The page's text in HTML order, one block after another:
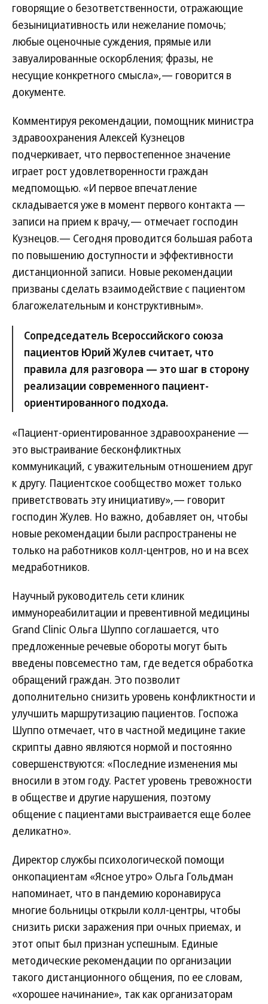
говорящие о безответственности, отражающие
безынициативность или нежелание помочь;
любые оценочные суждения, прямые или
завуалированные оскорбления; фразы, не
несущие конкретного смысла»,— говорится в
документе.
Комментируя рекомендации, помощник министра
здравоохранения Алексей Кузнецов
подчеркивает, что первостепенное значение
играет рост удовлетворенности граждан
медпомощью. «И первое впечатление
складывается уже в момент первого контакта —
записи на прием к врачу,— отмечает господин
Кузнецов.— Сегодня проводится большая работа
по повышению доступности и эффективности
дистанционной записи. Новые рекомендации
призваны сделать взаимодействие с пациентом
благожелательным и конструктивным».
Сопредседатель Всероссийского союза
пациентов Юрий Жулев считает, что
правила для разговора — это шаг в сторону
реализации современного пациент-
ориентированного подхода.
«Пациент-ориентированное здравоохранение —
это выстраивание бесконфликтных
коммуникаций, с уважительным отношением друг
к другу. Пациентское сообщество может только
приветствовать эту инициативу»,— говорит
господин Жулев. Но важно, добавляет он, чтобы
новые рекомендации были распространены не
только на работников колл-центров, но и на всех
медработников.
Научный руководитель сети клиник
иммунореабилитации и превентивной медицины
Grand Clinic Ольга Шуппо соглашается, что
предложенные речевые обороты могут быть
введены повсеместно там, где ведется обработка
обращений граждан. Это позволит
дополнительно снизить уровень конфликтности и
улучшить маршрутизацию пациентов. Госпожа
Шуппо отмечает, что в частной медицине такие
скрипты давно являются нормой и постоянно
совершенствуются: «Последние изменения мы
вносили в этом году. Растет уровень тревожности
в обществе и другие нарушения, поэтому
общение с пациентами выстраивается еще более
деликатно».
Директор службы психологической помощи
онкопациентам «Ясное утро» Ольга Гольдман
напоминает, что в пандемию коронавируса
многие больницы открыли колл-центры, чтобы
снизить риски заражения при очных приемах, и
этот опыт был признан успешным. Единые
методические рекомендации по организации
такого дистанционного общения, по ее словам,
«хорошее начинание», так как организаторам